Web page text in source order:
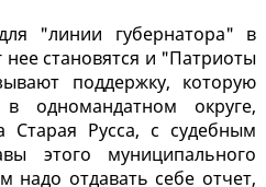
"линии губернатора" в
нее становятся и "Патриоты
поддержку, которую
одномандатном округе,
Старая Русса, с судебным
этого муниципального
надо отдавать себе отчет,